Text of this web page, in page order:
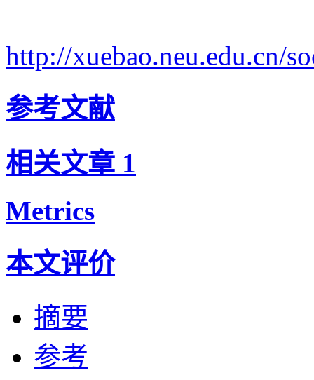
http://xuebao.neu.edu.cn/
参考文献
相关文章 1
Metrics
本文评价
摘要
参考